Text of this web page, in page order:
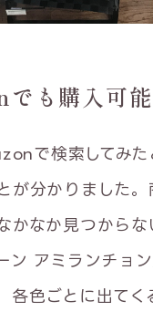
も購入可能
で検索してみた
が分かりました。
かなか見つからな
ン アミランチョ
各色ごとに出てく